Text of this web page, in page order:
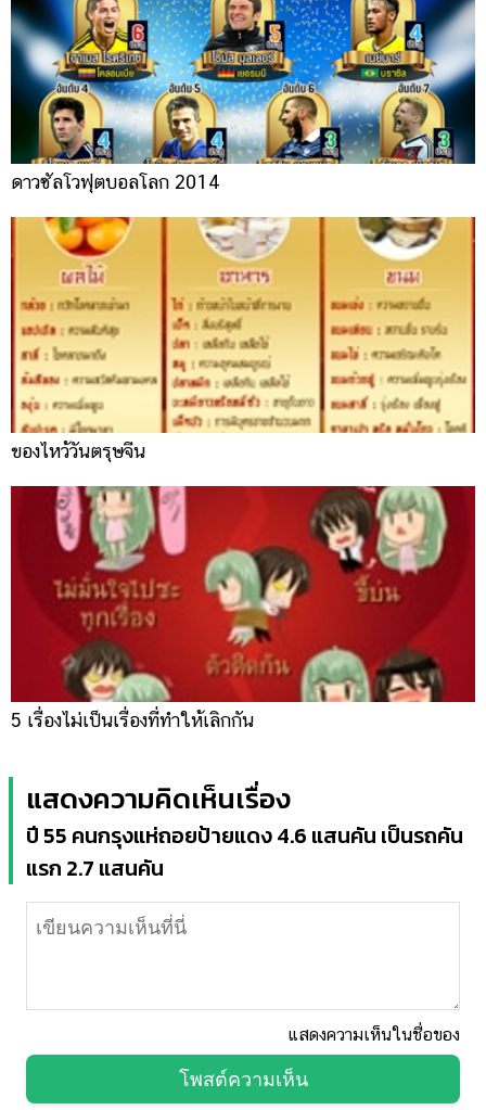
ดาวซัลโวฟุตบอลโลก 2014
ของไหว้วันตรุษจีน
5 เรื่องไม่เป็นเรื่องที่ทำให้เลิกกัน
แสดงความคิดเห็นเรื่อง
ปี 55 คนกรุงแห่ถอยป้ายแดง 4.6 แสนคัน เป็นรถคัน
แรก 2.7 แสนคัน
แสดงความเห็นในชื่อของ
โพสต์ความเห็น